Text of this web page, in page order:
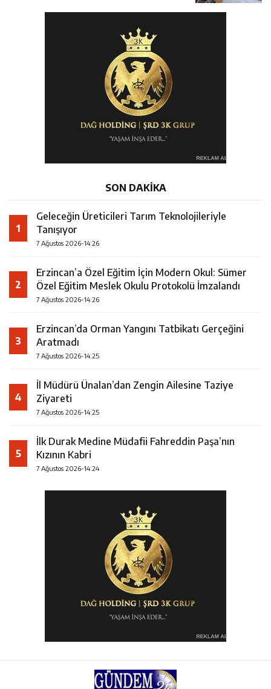
SON DAKİKA
1
Geleceğin Üreticileri Tarım Teknolojileriyle
Tanışıyor
7 Ağustos 2026-14:26
2
Erzincan’a Özel Eğitim İçin Modern Okul: Sümer
Özel Eğitim Meslek Okulu Protokolü İmzalandı
7 Ağustos 2026-14:26
3
Erzincan’da Orman Yangını Tatbikatı Gerçeğini
Aratmadı
7 Ağustos 2026-14:25
4
İl Müdürü Ünalan’dan Zengin Ailesine Taziye
Ziyareti
7 Ağustos 2026-14:25
5
İlk Durak Medine Müdafii Fahreddin Paşa’nın
Kızının Kabri
7 Ağustos 2026-14:24